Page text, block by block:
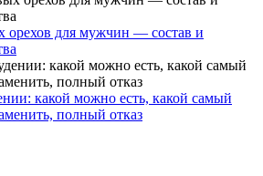
орехов для мужчин — состав и
какой можно есть, какой самый
полный отказ